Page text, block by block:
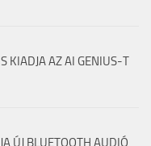
KIADJA AZ AI GENIUS-T
ÚJ BLUETOOTH AUDIÓ